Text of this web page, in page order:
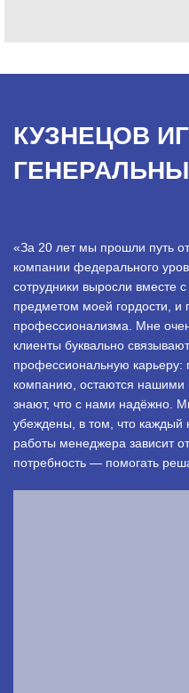
КУЗНЕЦОВ
«За 20 лет мы прошли путь от
компании федерального
сотрудники выросли вместе
предметом моей гордости, и
профессионализма. Мне
клиенты буквально
профессиональную карьеру:
компанию, остаются
знают, что с нами надёжно.
убеждены, в том, что каждый
работы менеджера зависит
потребность — помогать